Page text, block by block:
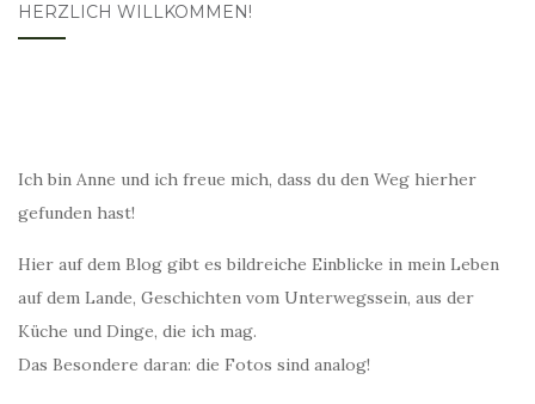
HERZLICH WILLKOMMEN!
Ich bin Anne und ich freue mich, dass du den Weg hierher
gefunden hast!
Hier auf dem Blog gibt es bildreiche Einblicke in mein Leben
auf dem Lande, Geschichten vom Unterwegssein, aus der
Küche und Dinge, die ich mag.
Das Besondere daran: die Fotos sind analog!